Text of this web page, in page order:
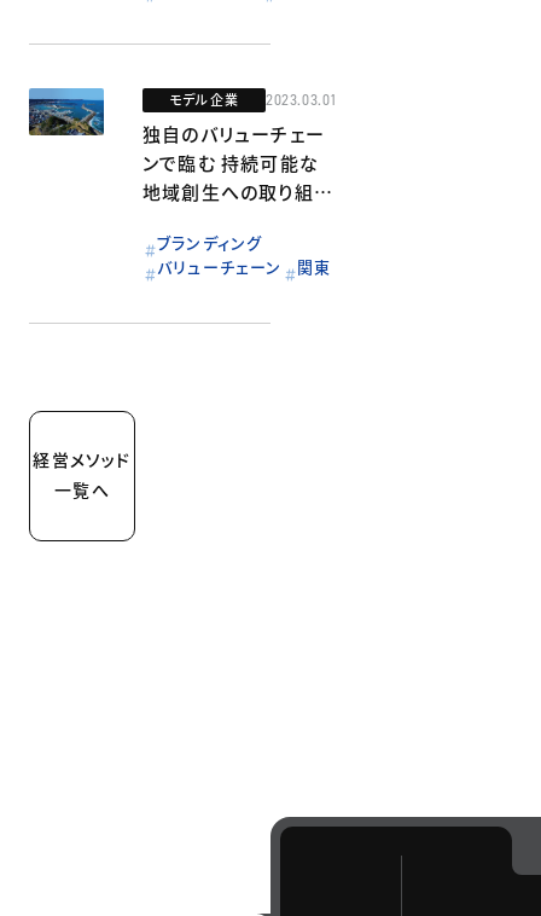
モデル企業 2023.03.01
独自のバリューチェー
ンで臨む 持続可能な
地域創生への取り組
ブランディング
バリューチェーン
関東
経営メソッド
一覧へ